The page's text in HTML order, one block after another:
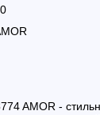
AMOR -